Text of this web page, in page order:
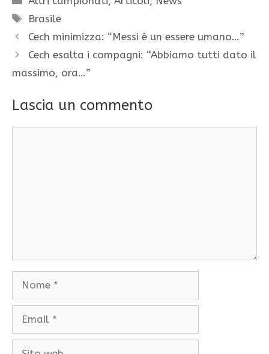
Tag
Brasile
Cech minimizza: “Messi è un essere umano…”
Cech esalta i compagni: “Abbiamo tutti dato il
massimo, ora…”
Lascia un commento
Nome
Email
Sito